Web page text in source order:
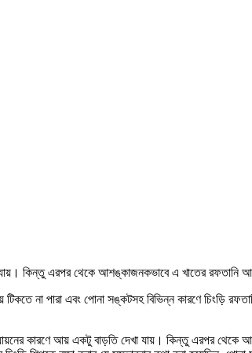
কিন্তু এরপর থেকে আশঙ্কাজনকভাবে এ খাতের রফতানি
টিকতে না পারা এবং পোনা সঙ্কটসহ বিভিন্ন কারণে চিংড়ি
কারণে আয় একটু বাড়তি দেখা যায়। কিন্তু এরপর থেকে